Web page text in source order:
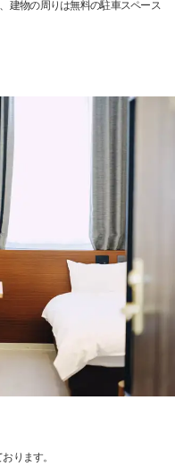
建物の周りは無料の駐車スペース
ります。